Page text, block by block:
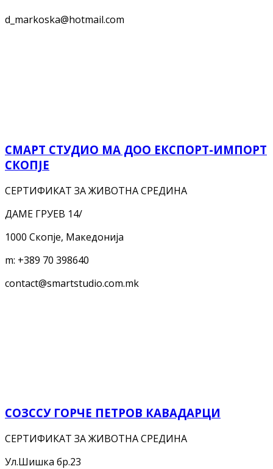
d_markoska@hotmail.com
СМАРТ СТУДИО МА ДОО ЕКСПОРТ-ИМПОРТ
СКОПЈЕ
СЕРТИФИКАТ ЗА ЖИВОТНА СРЕДИНА
ДАМЕ ГРУЕВ 14/
1000 Скопје, Македонија
m: +389 70 398640
contact@smartstudio.com.mk
СОЗССУ ГОРЧЕ ПЕТРОВ КАВАДАРЦИ
СЕРТИФИКАТ ЗА ЖИВОТНА СРЕДИНА
Ул.Шишка бр.23